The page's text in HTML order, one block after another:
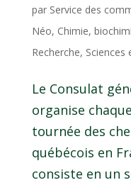
par Service des
Néo, Chimie,
Recherche, Sciences
Le Consulat
organise
tournée des
québécois en
consiste en un